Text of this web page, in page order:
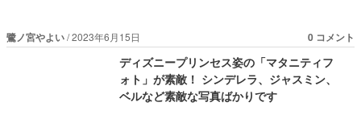
鷺ノ宮やよい 2023年6月15日 0 コメント
ディズニープリンセス姿の「マタニティフ
ォト」が素敵！ シンデレラ、ジャスミン、
ベルなど素敵な写真ばかりです